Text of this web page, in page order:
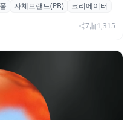
협업 브랜드(PB)
에 완판
자체브랜드(PB)
크리에이터
7 1,315